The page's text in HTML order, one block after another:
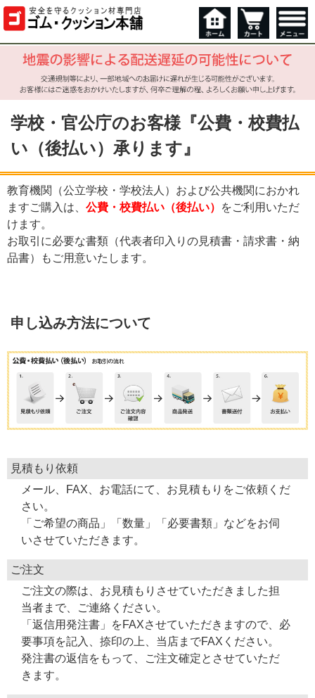
学校・官公庁のお客様『公費・校費払
い（後払い）承ります』
教育機関（公立学校・学校法人）および公共機関におかれ
ますご購入は、 公費・校費払い（後払い）
をご利用いただ
けます。
お取引に必要な書類（代表者印入りの見積書・請求書・納
品書）もご用意いたします。
申し込み方法について
見積もり依頼
メール、FAX、お電話にて、お見積もりをご依頼くだ
さい。
「ご希望の商品」「数量」「必要書類」などをお伺
いさせていただきます。
ご注文
ご注文の際は、お見積もりさせていただきました担
当者まで、ご連絡ください。
「返信用発注書」をFAXさせていただきますので、必
要事項を記入、捺印の上、当店までFAXください。
発注書の返信をもって、ご注文確定とさせていただ
きます。